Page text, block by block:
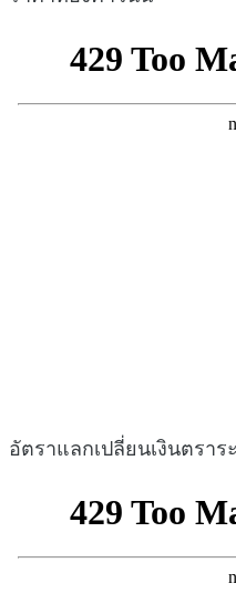
อัตราแลกเปลี่ยนเงินตราร